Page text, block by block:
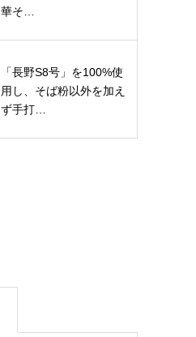
華そ…
「長野S8号」を100%使
用し、そば粉以外を加え
ず手打…